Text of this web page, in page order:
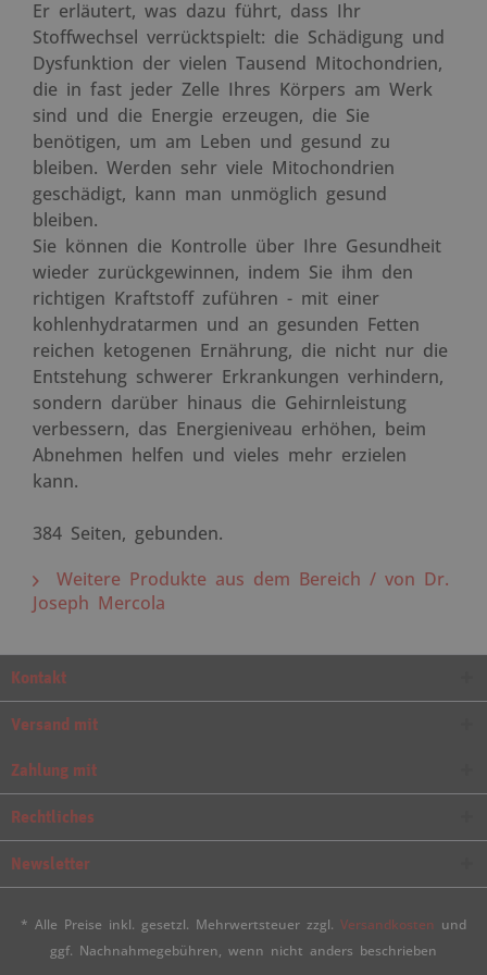
Er erläutert, was dazu führt, dass Ihr
Stoffwechsel verrücktspielt: die Schädigung und
Dysfunktion der vielen Tausend Mitochondrien,
die in fast jeder Zelle Ihres Körpers am Werk
sind und die Energie erzeugen, die Sie
benötigen, um am Leben und gesund zu
bleiben. Werden sehr viele Mitochondrien
geschädigt, kann man unmöglich gesund
bleiben.
Sie können die Kontrolle über Ihre Gesundheit
wieder zurückgewinnen, indem Sie ihm den
richtigen Kraftstoff zuführen - mit einer
kohlenhydratarmen und an gesunden Fetten
reichen ketogenen Ernährung, die nicht nur die
Entstehung schwerer Erkrankungen verhindern,
sondern darüber hinaus die Gehirnleistung
verbessern, das Energieniveau erhöhen, beim
Abnehmen helfen und vieles mehr erzielen
kann.
384 Seiten, gebunden.
Weitere Produkte aus dem Bereich / von Dr.
Joseph Mercola
Kontakt
Versand mit
Zahlung mit
Rechtliches
Newsletter
* Alle Preise inkl. gesetzl. Mehrwertsteuer zzgl. Versandkosten und
ggf. Nachnahmegebühren, wenn nicht anders beschrieben